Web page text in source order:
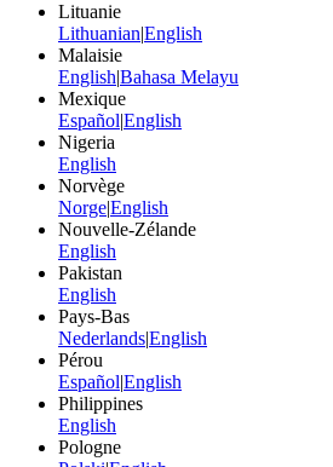
Lituanie
LithuanianEnglish
Malaisie
EnglishBahasa Melayu
Mexique
EspañolEnglish
Nigeria
English
Norvège
NorgeEnglish
Nouvelle-Zélande
English
Pakistan
English
Pays-Bas
NederlandsEnglish
Pérou
EspañolEnglish
Philippines
English
Pologne